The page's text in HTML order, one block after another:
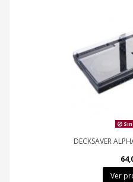
Sin
DECKSAVER
Ver